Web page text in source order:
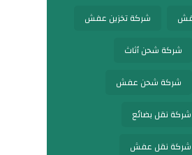
شركة تخزين عفش
شركة شحن أثاث
شركة شحن عفش
شركة نقل بضائع
شركة نقل عفش